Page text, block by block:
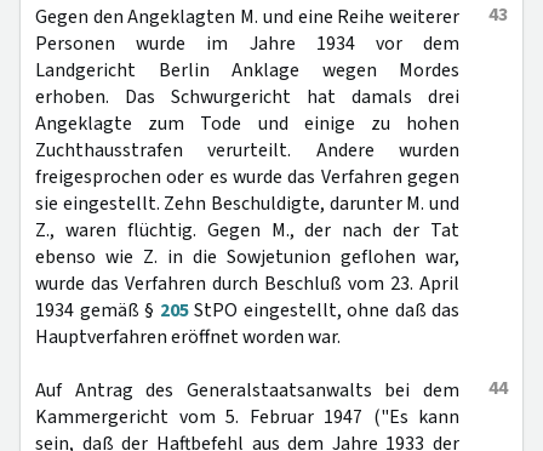
43
Gegen den Angeklagten M. und eine Reihe weiterer
Personen wurde im Jahre 1934 vor dem
Landgericht Berlin Anklage wegen Mordes
erhoben. Das Schwurgericht hat damals drei
Angeklagte zum Tode und einige zu hohen
Zuchthausstrafen verurteilt. Andere wurden
freigesprochen oder es wurde das Verfahren gegen
sie eingestellt. Zehn Beschuldigte, darunter M. und
Z., waren flüchtig. Gegen M., der nach der Tat
ebenso wie Z. in die Sowjetunion geflohen war,
wurde das Verfahren durch Beschluß vom 23. April
1934 gemäß § 205StPO eingestellt, ohne daß das
Hauptverfahren eröffnet worden war.
44
Auf Antrag des Generalstaatsanwalts bei dem
Kammergericht vom 5. Februar 1947 ("Es kann
sein, daß der Haftbefehl aus dem Jahre 1933 der